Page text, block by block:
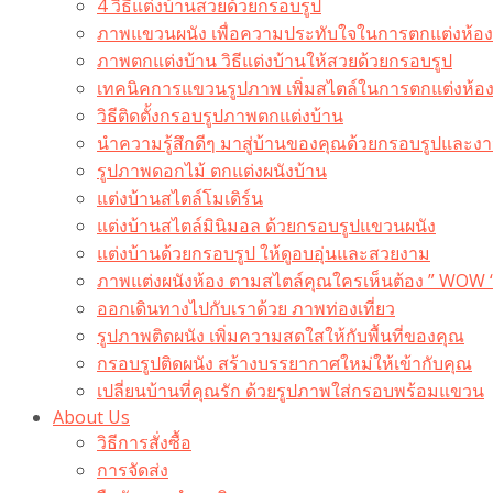
4 วิธีแต่งบ้านสวยด้วยกรอบรูป
ภาพแขวนผนัง เพื่อความประทับใจในการตกแต่งห้อง
ภาพตกแต่งบ้าน วิธีแต่งบ้านให้สวยด้วยกรอบรูป
เทคนิคการแขวนรูปภาพ เพิ่มสไตล์ในการตกแต่งห้อง
วิธีติดตั้งกรอบรูปภาพตกแต่งบ้าน
นำความรู้สึกดีๆ มาสู่บ้านของคุณด้วยกรอบรูปและง
รูปภาพดอกไม้ ตกแต่งผนังบ้าน
แต่งบ้านสไตล์โมเดิร์น
แต่งบ้านสไตล์มินิมอล ด้วยกรอบรูปแขวนผนัง
แต่งบ้านด้วยกรอบรูป ให้ดูอบอุ่นและสวยงาม
ภาพแต่งผนังห้อง ตามสไตล์คุณใครเห็นต้อง ” WOW
ออกเดินทางไปกับเราด้วย ภาพท่องเที่ยว
รูปภาพติดผนัง เพิ่มความสดใสให้กับพื้นที่ของคุณ
กรอบรูปติดผนัง สร้างบรรยากาศใหม่ให้เข้ากับคุณ
เปลี่ยนบ้านที่คุณรัก ด้วยรูปภาพใส่กรอบพร้อมแขวน​
About Us
วิธีการสั่งซื้อ
การจัดส่ง